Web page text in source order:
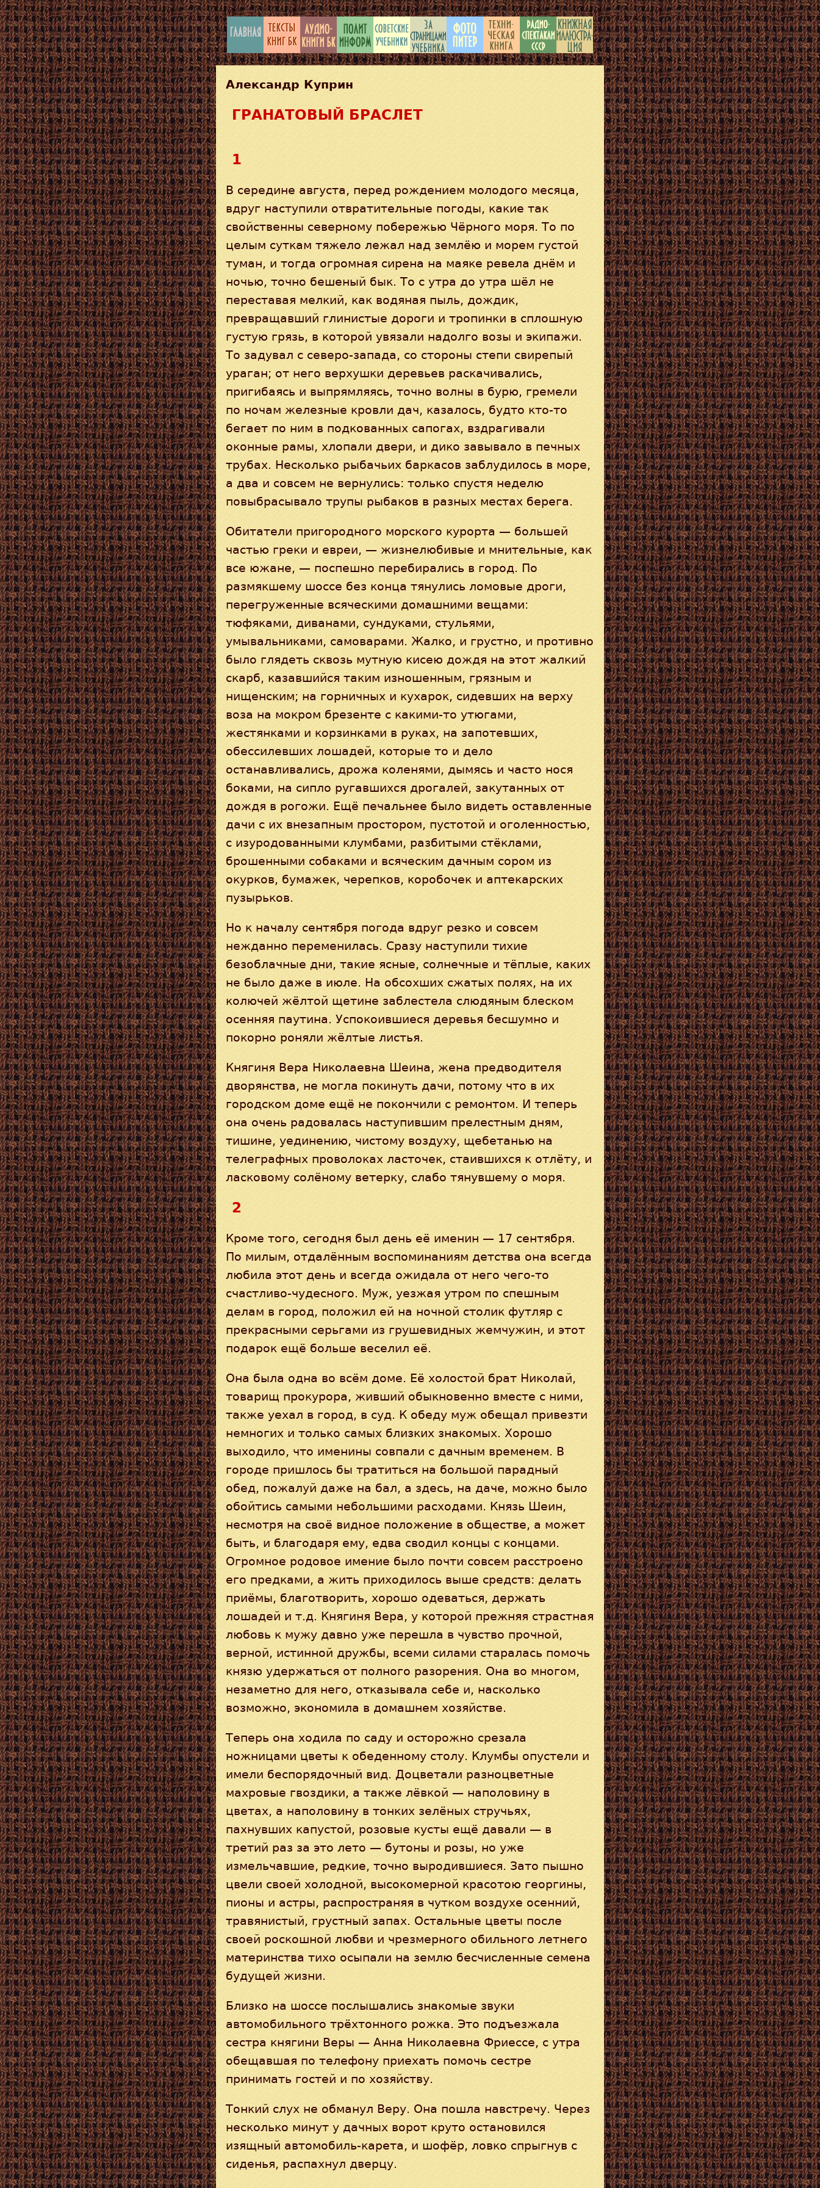
Александр Куприн
ГРАНАТОВЫЙ БРАСЛЕТ
1
В середине августа, перед рождением молодого месяца,
вдруг наступили отвратительные погоды, какие так
свойственны северному побережью Чёрного моря. То по
целым суткам тяжело лежал над землёю и морем густой
туман, и тогда огромная сирена на маяке ревела днём и
ночью, точно бешеный бык. То с утра до утра шёл не
переставая мелкий, как водяная пыль, дождик,
превращавший глинистые дороги и тропинки в сплошную
густую грязь, в которой увязали надолго возы и экипажи.
То задувал с северо-запада, со стороны степи свирепый
ураган; от него верхушки деревьев раскачивались,
пригибаясь и выпрямляясь, точно волны в бурю, гремели
по ночам железные кровли дач, казалось, будто кто-то
бегает по ним в подкованных сапогах, вздрагивали
оконные рамы, хлопали двери, и дико завывало в печных
трубах. Несколько рыбачьих баркасов заблудилось в море,
а два и совсем не вернулись: только спустя неделю
повыбрасывало трупы рыбаков в разных местах берега.
Обитатели пригородного морского курорта — большей
частью греки и евреи, — жизнелюбивые и мнительные, как
все южане, — поспешно перебирались в город. По
размякшему шоссе без конца тянулись ломовые дроги,
перегруженные всяческими домашними вещами:
тюфяками, диванами, сундуками, стульями,
умывальниками, самоварами. Жалко, и грустно, и противно
было глядеть сквозь мутную кисею дождя на этот жалкий
скарб, казавшийся таким изношенным, грязным и
нищенским; на горничных и кухарок, сидевших на верху
воза на мокром брезенте с какими-то утюгами,
жестянками и корзинками в руках, на запотевших,
обессилевших лошадей, которые то и дело
останавливались, дрожа коленями, дымясь и часто нося
боками, на сипло ругавшихся дрогалей, закутанных от
дождя в рогожи. Ещё печальнее было видеть оставленные
дачи с их внезапным простором, пустотой и оголенностью,
с изуродованными клумбами, разбитыми стёклами,
брошенными собаками и всяческим дачным сором из
окурков, бумажек, черепков, коробочек и аптекарских
пузырьков.
Но к началу сентября погода вдруг резко и совсем
нежданно переменилась. Сразу наступили тихие
безоблачные дни, такие ясные, солнечные и тёплые, каких
не было даже в июле. На обсохших сжатых полях, на их
колючей жёлтой щетине заблестела слюдяным блеском
осенняя паутина. Успокоившиеся деревья бесшумно и
покорно роняли жёлтые листья.
Княгиня Вера Николаевна Шеина, жена предводителя
дворянства, не могла покинуть дачи, потому что в их
городском доме ещё не покончили с ремонтом. И теперь
она очень радовалась наступившим прелестным дням,
тишине, уединению, чистому воздуху, щебетанью на
телеграфных проволоках ласточек, стаившихся к отлёту, и
ласковому солёному ветерку, слабо тянувшему о моря.
2
Кроме того, сегодня был день её именин — 17 сентября.
По милым, отдалённым воспоминаниям детства она всегда
любила этот день и всегда ожидала от него чего-то
счастливо-чудесного. Муж, уезжая утром по спешным
делам в город, положил ей на ночной столик футляр с
прекрасными серьгами из грушевидных жемчужин, и этот
подарок ещё больше веселил её.
Она была одна во всём доме. Её холостой брат Николай,
товарищ прокурора, живший обыкновенно вместе с ними,
также уехал в город, в суд. К обеду муж обещал привезти
немногих и только самых близких знакомых. Хорошо
выходило, что именины совпали с дачным временем. В
городе пришлось бы тратиться на большой парадный
обед, пожалуй даже на бал, а здесь, на даче, можно было
обойтись самыми небольшими расходами. Князь Шеин,
несмотря на своё видное положение в обществе, а может
быть, и благодаря ему, едва сводил концы с концами.
Огромное родовое имение было почти совсем расстроено
его предками, а жить приходилось выше средств: делать
приёмы, благотворить, хорошо одеваться, держать
лошадей и т.д. Княгиня Вера, у которой прежняя страстная
любовь к мужу давно уже перешла в чувство прочной,
верной, истинной дружбы, всеми силами старалась помочь
князю удержаться от полного разорения. Она во многом,
незаметно для него, отказывала себе и, насколько
возможно, экономила в домашнем хозяйстве.
Теперь она ходила по саду и осторожно срезала
ножницами цветы к обеденному столу. Клумбы опустели и
имели беспорядочный вид. Доцветали разноцветные
махровые гвоздики, а также лёвкой — наполовину в
цветах, а наполовину в тонких зелёных стручьях,
пахнувших капустой, розовые кусты ещё давали — в
третий раз за это лето — бутоны и розы, но уже
измельчавшие, редкие, точно выродившиеся. Зато пышно
цвели своей холодной, высокомерной красотою георгины,
пионы и астры, распространяя в чутком воздухе осенний,
травянистый, грустный запах. Остальные цветы после
своей роскошной любви и чрезмерного обильного летнего
материнства тихо осыпали на землю бесчисленные семена
будущей жизни.
Близко на шоссе послышались знакомые звуки
автомобильного трёхтонного рожка. Это подъезжала
сестра княгини Веры — Анна Николаевна Фриессе, с утра
обещавшая по телефону приехать помочь сестре
принимать гостей и по хозяйству.
Тонкий слух не обманул Веру. Она пошла навстречу. Через
несколько минут у дачных ворот круто остановился
изящный автомобиль-карета, и шофёр, ловко спрыгнув с
сиденья, распахнул дверцу.